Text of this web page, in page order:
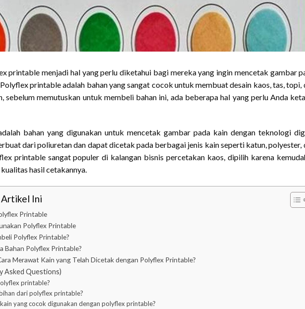
printable menjadi hal yang perlu diketahui bagi mereka yang ingin mencetak gambar
printable adalah bahan yang sangat cocok untuk membuat desain kaos, tas, topi,
sebelum memutuskan untuk membeli bahan ini, ada beberapa hal yang perlu Anda
bahan yang digunakan untuk mencetak gambar pada kain dengan teknologi
dari poliuretan dan dapat dicetak pada berbagai jenis kain seperti katun, polyester,
printable sangat populer di kalangan bisnis percetakan kaos, dipilih karena
hasil cetakannya.
Ini
Printable
Polyflex Printable
Polyflex Printable?
Bahan Polyflex Printable?
Merawat Kain yang Telah Dicetak dengan Polyflex Printable?
Asked Questions)
printable?
dari polyflex printable?
yang cocok digunakan dengan polyflex printable?